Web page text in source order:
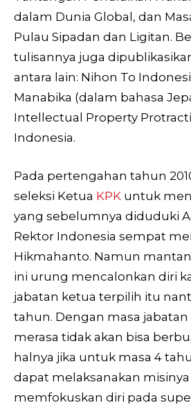
dalam Dunia Global, dan
Pulau Sipadan dan Ligitan.
tulisannya juga
antara lain: Nihon To
Manabika (dalam bahasa
Intellectual Property
Indonesia.
Pada pertengahan tahun
seleksi Ketua KPK untuk
yang sebelumnya diduduki
Rektor Indonesia sempat
Hikmahanto. Namun
ini urung mencalonkan diri
jabatan ketua terpilih itu
tahun. Dengan masa jabatan
merasa tidak akan bisa
halnya jika untuk masa 4
dapat melaksanakan misinya
memfokuskan diri pada